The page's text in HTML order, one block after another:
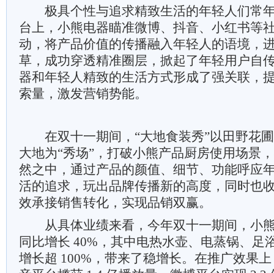
极具个性与追求精致生活的年轻人们常
台上，小熊电器瞄准微博、抖音、小红书等
动，将产品价值的传播融入年轻人的语境，
草，成功穿透精准圈层，掀起了年轻用户自
器和年轻人精致的生活方式形成了强关联，
索量，激发营销势能。
在双十一期间，“大地食装秀”以田野花
大地为“秀场”，打破小熊产品厨房使用场景
然之中，通过产品的颜值、细节、功能呼应
活的追求，玩出品牌传播新的高度，同时也
效承接销售转化，实现品销双赢。
从具体业绩来看，今年双十一期间，小
同比增长 40%，其中电热水壶、电蒸锅、足
增长超 100%，带来了稳增长。在推广效果